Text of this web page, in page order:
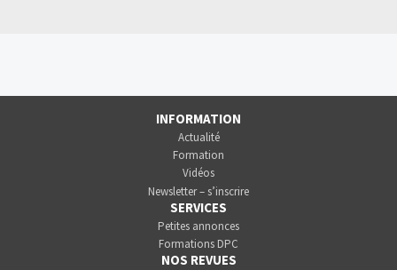
INFORMATION
Actualité
Formation
Vidéos
Newsletter – s’inscrire
SERVICES
Petites annonces
Formations DPC
NOS REVUES